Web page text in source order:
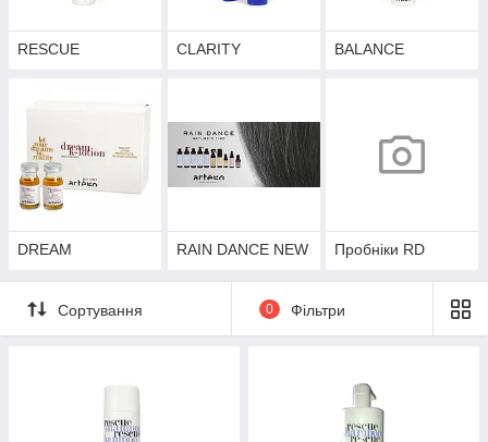
RESCUE CLARITY BALANCE
DREAM RAIN DANCE NEW Пробніки RD
Сортування 0 Фільтри